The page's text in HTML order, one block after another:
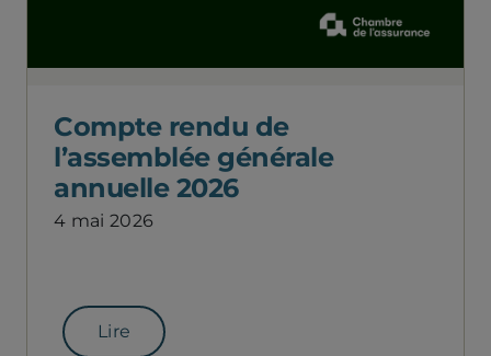
Compte rendu de
l’assemblée générale
annuelle 2026
4 mai 2026
Lire